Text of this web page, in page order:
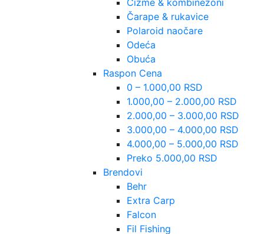
Čarape & rukavice
Polaroid naočare
Odeća
Obuća
Raspon Cena
0 – 1.000,00 RSD
1.000,00 – 2.000,00 RSD
2.000,00 – 3.000,00 RSD
3.000,00 – 4.000,00 RSD
4.000,00 – 5.000,00 RSD
Preko 5.000,00 RSD
Brendovi
Behr
Extra Carp
Falcon
Fil Fishing